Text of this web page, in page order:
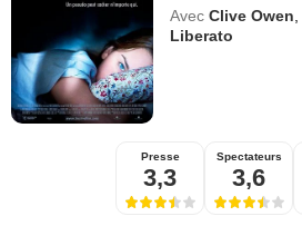
Avec Clive Owen
Liberato
Presse
3,3
Spectateurs
3,6